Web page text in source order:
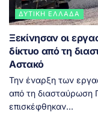
ΔΥΤΙΚΉ ΕΛΛΆΔΑ
Ξεκίνησαν οι
δίκτυο από τη
Αστακό
Την έναρξη των
από τη διασταύρωση
επισκέφθηκαν...